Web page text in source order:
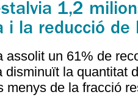
1,2
i la reducció de
assolit un 61% de
disminuït la quantitat
menys de la fracció